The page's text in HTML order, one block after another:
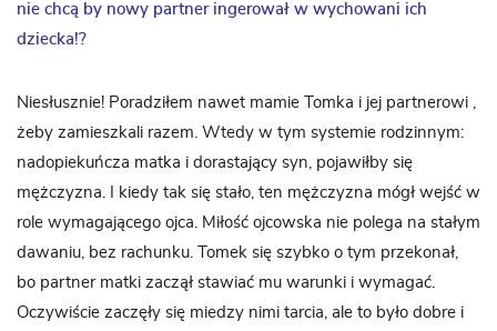
nie chcą by nowy partner ingerował w wychowani ich
dziecka!?
Niesłusznie! Poradziłem nawet mamie Tomka i jej partnerowi ,
żeby zamieszkali razem. Wtedy w tym systemie rodzinnym:
nadopiekuńcza matka i dorastający syn, pojawiłby się
mężczyzna. I kiedy tak się stało, ten mężczyzna mógł wejść w
role wymagającego ojca. Miłość ojcowska nie polega na stałym
dawaniu, bez rachunku. Tomek się szybko o tym przekonał,
bo partner matki zaczął stawiać mu warunki i wymagać.
Oczywiście zaczęły się miedzy nimi tarcia, ale to było dobre i